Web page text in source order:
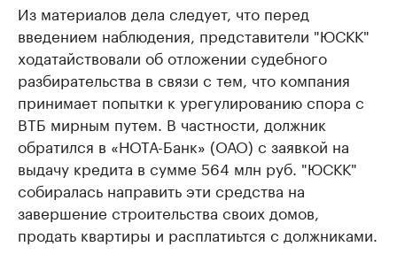
Из материалов дела следует, что перед
введением наблюдения, представители "ЮСКК"
ходатайствовали об отложении судебного
разбирательства в связи с тем, что компания
принимает попытки к урегулированию спора с
ВТБ мирным путем. В частности, должник
обратился в «НОТА-Банк» (ОАО) с заявкой на
выдачу кредита в сумме 564 млн руб. "ЮСКК"
собиралась направить эти средства на
завершение строительства своих домов,
продать квартиры и расплатиьтся с должниками.